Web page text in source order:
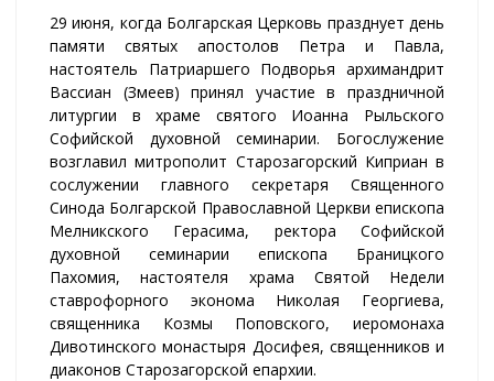
29 июня, когда Болгарская Церковь празднует день
памяти святых апостолов Петра и Павла,
настоятель Патриаршего Подворья архимандрит
Вассиан (Змеев) принял участие в праздничной
литургии в храме святого Иоанна Рыльского
Софийской духовной семинарии. Богослужение
возглавил митрополит Старозагорский Киприан в
сослужении главного секретаря Священного
Синода Болгарской Православной Церкви епископа
Мелникского Герасима, ректора Софийской
духовной семинарии епископа Браницкого
Пахомия, настоятеля храма Святой Недели
ставрофорного эконома Николая Георгиева,
священника Козмы Поповского, иеромонаха
Дивотинского монастыря Досифея, священников и
диаконов Старозагорской епархии.